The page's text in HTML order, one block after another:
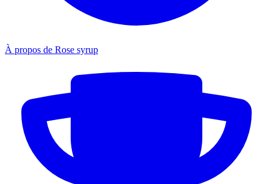
À propos de Rose syrup